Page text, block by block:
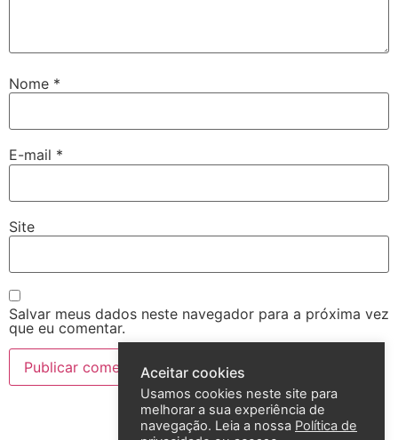
Nome *
E-mail *
Site
Salvar meus dados neste navegador para a próxima vez
que eu comentar.
Aceitar cookies
Usamos cookies neste site para
melhorar a sua experiência de
navegação. Leia a nossa Política de